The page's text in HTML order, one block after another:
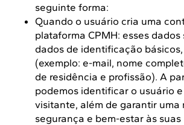
seguinte forma:
Quando o usuário cria uma
plataforma CPMH: esses dados
dados de identificação
(exemplo: e-mail, nome
de residência e profissão). A
podemos identificar o usuário e
visitante, além de garantir uma
segurança e bem-estar às suas